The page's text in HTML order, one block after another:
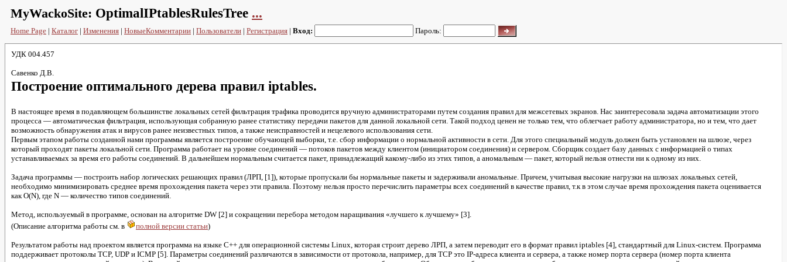
MyWackoSite: OptimalIPtablesRulesTree ...
Home Page | Каталог | Изменения | НовыеКомментарии | Пользователи | Регистрация | Вход: Пароль:
УДК 004.457
Савенко Д.В.
Построение оптимального дерева правил iptables.
В настоящее время в подавляющем большинстве локальных сетей фильтрация трафика проводится вручную администраторами путем создания правил для межсетевых экранов. Нас заинтересовала задача автоматизации этого
процесса — автоматическая фильтрация, использующая собранную ранее статистику передачи пакетов для данной локальной сети. Такой подход ценен не только тем, что облегчает работу администратора, но и тем, что дает
возможность обнаружения атак и вирусов ранее неизвестных типов, а также неисправностей и нецелевого использования сети.
Первым этапом работы созданной нами программы является построение обучающей выборки, т.е. сбор информации о нормальной активности в сети. Для этого специальный модуль должен быть установлен на шлюзе, через
который проходят пакеты локальной сети. Программа работает на уровне соединений — потоков пакетов между клиентом (инициатором соединения) и сервером. Сборщик создает базу данных с информацией о типах
устанавливаемых за время его работы соединений. В дальнейшем нормальным считается пакет, принадлежащий какому-либо из этих типов, а аномальным — пакет, который нельзя отнести ни к одному из них.
Задача программы — построить набор логических решающих правил (ЛРП, [1]), которые пропускали бы нормальные пакеты и задерживали аномальные. Причем, учитывая высокие нагрузки на шлюзах локальных сетей,
необходимо минимизировать среднее время прохождения пакета через эти правила. Поэтому нельзя просто перечислить параметры всех соединений в качестве правил, т.к в этом случае время прохождения пакета оценивается
как O(N), где N — количество типов соединений.
Метод, используемый в программе, основан на алгоритме DW [2] и сокращении перебора методом наращивания «лучшего к лучшему» [3].
(Описание алгоритма работы см. в
полной версии статьи)
Результатом работы над проектом является программа на языке C++ для операционной системы Linux, которая строит дерево ЛРП, а затем переводит его в формат правил iptables [4], стандартный для Linux-систем. Программа
поддерживает протоколы TCP, UDP и ICMP [5]. Параметры соединений различаются в зависимости от протокола, например, для TCP это IP-адреса клиента и сервера, а также номер порта сервера (номер порта клиента